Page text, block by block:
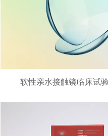
软性亲水接触镜临床试